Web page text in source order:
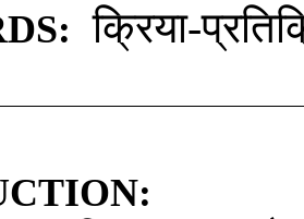
क्रिया-